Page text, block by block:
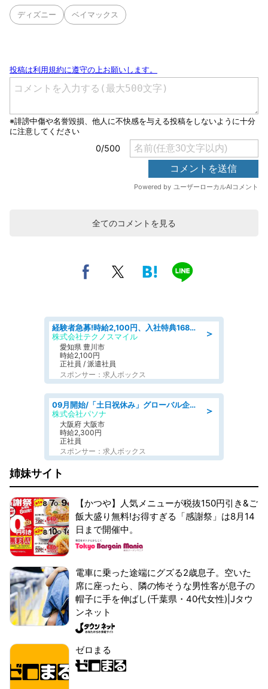
ディズニー ベイマックス
全てのコメントを見る
＞
経験者急募!時給2,100円、入社特典168万円の自動車製造業務/トヨタ自動車/tutumi
株式会社テクノスマイル
愛知県 豊川市
時給2,100円
正社員 / 派遣社員
スポンサー：求人ボックス
＞
09月開始/「土日祝休み」グローバル企業での産業保健のお仕事/保健師/高時給/残業なし/服装自由
株式会社パソナ
大阪府 大阪市
時給2,300円
正社員
スポンサー：求人ボックス
姉妹サイト
【かつや】人気メニューが税抜150円引き&ご
飯大盛り無料!お得すぎる「感謝祭」は8月14
日まで開催中。
電車に乗った途端にグズる2歳息子。空いた
席に座ったら、隣の怖そうな男性客が息子の
帽子に手を伸ばし(千葉県・40代女性)|Jタウ
ンネット
ゼロまる